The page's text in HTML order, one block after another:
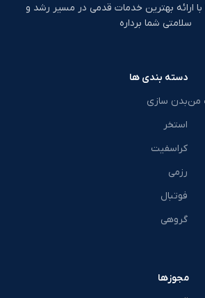
ارائه بهترین خدمات قدمی در مسیر رشد و
سلامتی شما برداره
من
دسته بندی ها
بدن سازی
استخر
کراسفیت
رزمی
فوتبال
گروهی
مجوزها